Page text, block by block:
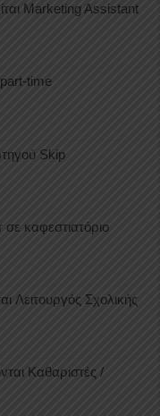
Marketing Assistant
part-time
Skip
σε καφεστιατόριο
Λειτουργός Σχολικής
Καθαριστές /